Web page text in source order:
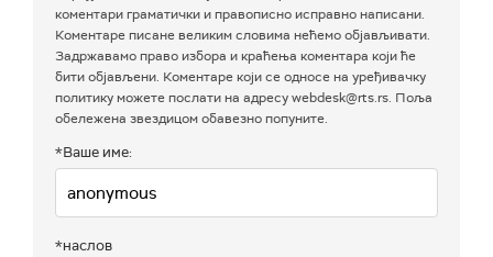
коментари граматички и правописно исправно написани.
Коментаре писане великим словима нећемо објављивати.
Задржавамо право избора и краћења коментара који ће
бити објављени. Коментаре који се односе на уређивачку
политику можете послати на адресу webdesk@rts.rs. Поља
обележена звездицом обавезно попуните.
*Ваше име:
*наслов